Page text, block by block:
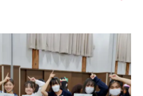
個人情報保護方針
精華小学校